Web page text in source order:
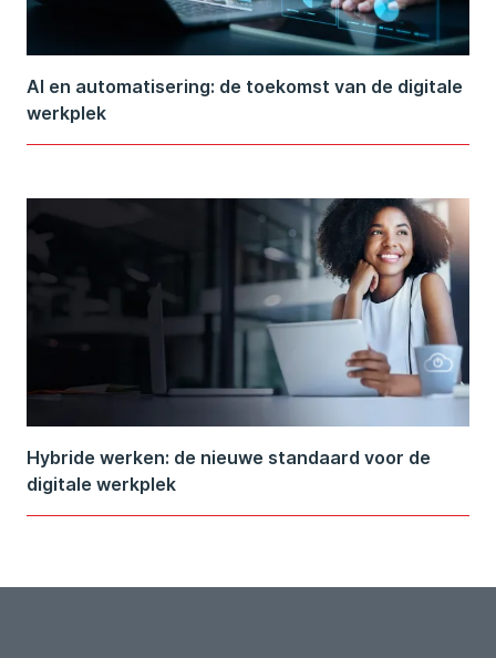
AI en automatisering: de toekomst van de digitale
werkplek
Hybride werken: de nieuwe standaard voor de
digitale werkplek